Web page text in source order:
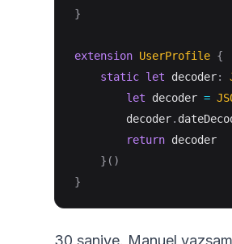
}
extension UserProfile {
static let decoder:
let decoder =
        decoder
.
return decoder
} ( )
}
30 saniye. Manuel